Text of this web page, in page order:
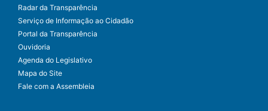
Radar da Transparência
Serviço de Informação ao Cidadão
Portal da Transparência
Ouvidoria
Agenda do Legislativo
Mapa do Site
Fale com a Assembleia